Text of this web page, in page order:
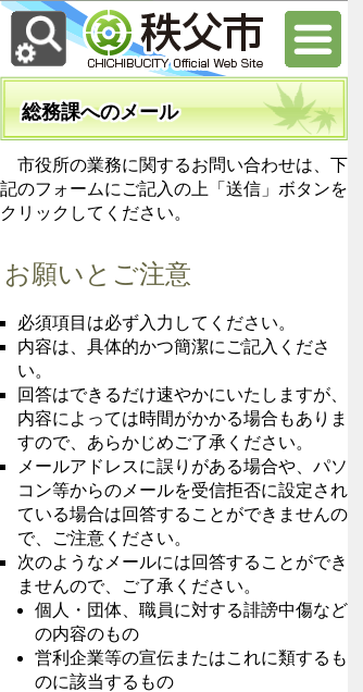
総務課へのメール
市役所の業務に関するお問い合わせは、下
記のフォームにご記入の上「送信」ボタンを
クリックしてください。
お願いとご注意
必須項目は必ず入力してください。
内容は、具体的かつ簡潔にご記入くださ
い。
回答はできるだけ速やかにいたしますが、
内容によっては時間がかかる場合もありま
すので、あらかじめご了承ください。
メールアドレスに誤りがある場合や、パソ
コン等からのメールを受信拒否に設定され
ている場合は回答することができませんの
で、ご注意ください。
次のようなメールには回答することができ
ませんので、ご了承ください。
個人・団体、職員に対する誹謗中傷など
の内容のもの
営利企業等の宣伝またはこれに類するも
のに該当するもの